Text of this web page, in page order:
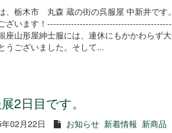
、栃木市 丸森 蔵の街の呉服屋 中新井です
ざいます！
座山形屋紳士服には、連休にもかかわらず
うございました。そして...
2日目です。
02月22日 お知らせ 新着情報 新商品